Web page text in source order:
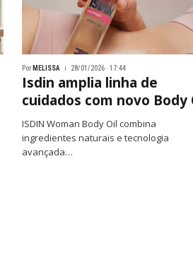
Por MELISSA 28/01/2026 · 17:44
Isdin amplia linha de
cuidados com novo Body
ISDIN Woman Body Oil combina
ingredientes naturais e tecnologia
avançada…